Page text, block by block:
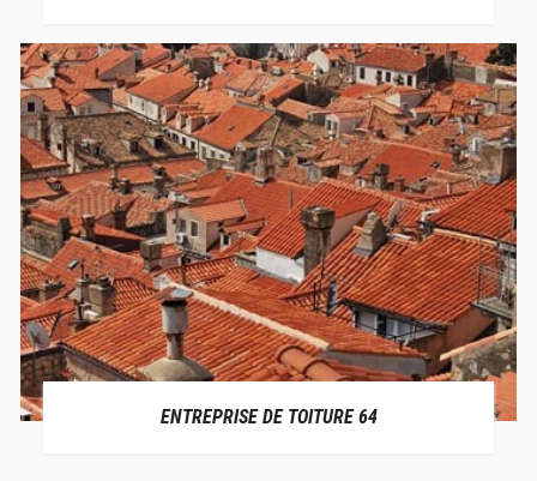
ENTREPRISE DE TOITURE 64